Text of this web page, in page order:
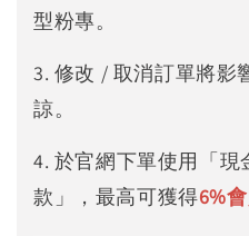
型粉專。
3. 修改 / 取消訂單將影
諒。
4. 於官網下單使用「
款」，最高可獲得6%